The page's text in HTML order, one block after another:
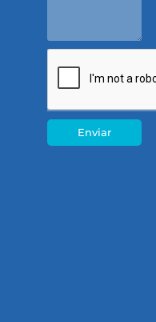
Enviar